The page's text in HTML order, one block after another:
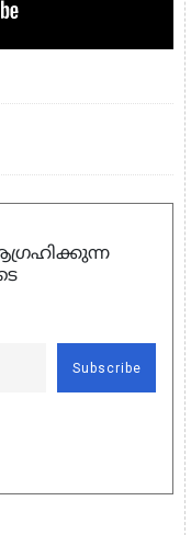
Subscribe